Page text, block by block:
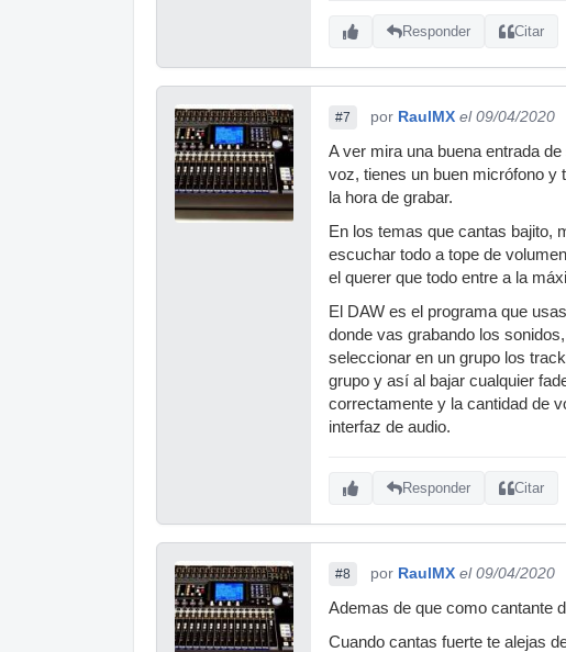
Responder Citar
#7 por RaulMX el 09/04/2020
A ver mira una buena entrada
voz, tienes un buen micrófono y
la hora de grabar.
En los temas que cantas bajito,
escuchar todo a tope de
el querer que todo entre a la
El DAW es el programa que
donde vas grabando los
seleccionar en un grupo los
grupo y así al bajar cualquier
correctamente y la cantidad de
interfaz de audio.
Responder Citar
#8 por RaulMX el 09/04/2020
Ademas de que como cantante
Cuando cantas fuerte te alejas